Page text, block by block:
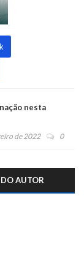
nesta
de 2022 0
AUTOR